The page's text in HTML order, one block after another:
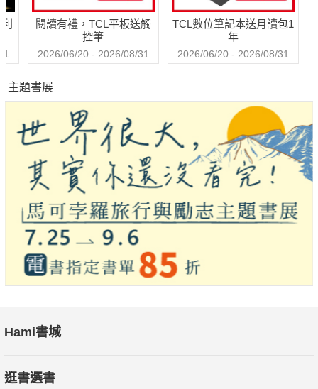
孫中興老師提醒我們，要聽孔子的話，但要聽得靈活有彈性、兼
顧現世人生與情感完滿，無論如何都要時時充滿正能量，千萬別
閱讀有禮，TCL平板送觸
控筆
2026/06/20 - 2026/08/31
TCL數位筆記本送月讀包1
年
2026/06/20 - 2026/08/31
主題書展
Hami書城
逛書選書